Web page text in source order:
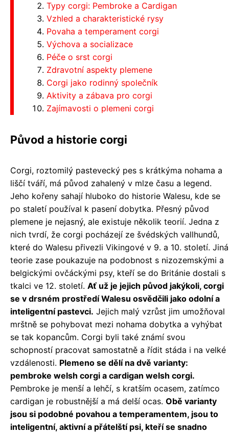
Typy corgi: Pembroke a Cardigan
Vzhled a charakteristické rysy
Povaha a temperament corgi
Výchova a socializace
Péče o srst corgi
Zdravotní aspekty plemene
Corgi jako rodinný společník
Aktivity a zábava pro corgi
Zajímavosti o plemeni corgi
Původ a historie corgi
Corgi, roztomilý pastevecký pes s krátkýma nohama a
liščí tváří, má původ zahalený v mlze času a legend.
Jeho kořeny sahají hluboko do historie Walesu, kde se
po staletí používal k pasení dobytka. Přesný původ
plemene je nejasný, ale existuje několik teorií. Jedna z
nich tvrdí, že corgi pocházejí ze švédských vallhundů,
které do Walesu přivezli Vikingové v 9. a 10. století. Jiná
teorie zase poukazuje na podobnost s nizozemskými a
belgickými ovčáckými psy, kteří se do Británie dostali s
tkalci ve 12. století. Ať už je jejich původ jakýkoli, corgi
se v drsném prostředí Walesu osvědčili jako odolní a
inteligentní pastevci. Jejich malý vzrůst jim umožňoval
mrštně se pohybovat mezi nohama dobytka a vyhýbat
se tak kopancům. Corgi byli také známí svou
schopností pracovat samostatně a řídit stáda i na velké
vzdálenosti. Plemeno se dělí na dvě varianty:
pembroke welsh corgi a cardigan welsh corgi.
Pembroke je menší a lehčí, s kratším ocasem, zatímco
cardigan je robustnější a má delší ocas. Obě varianty
jsou si podobné povahou a temperamentem, jsou to
inteligentní, aktivní a přátelští psi, kteří se snadno